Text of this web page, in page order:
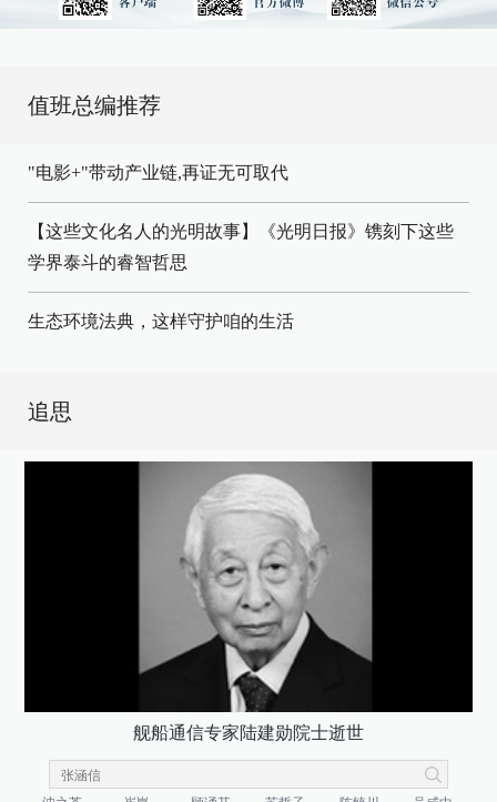
值班总编推荐
"电影+"带动产业链,再证无可取代
【这些文化名人的光明故事】《光明日报》镌刻下这些
学界泰斗的睿智哲思
生态环境法典，这样守护咱的生活
追思
舰船通信专家陆建勋院士逝世